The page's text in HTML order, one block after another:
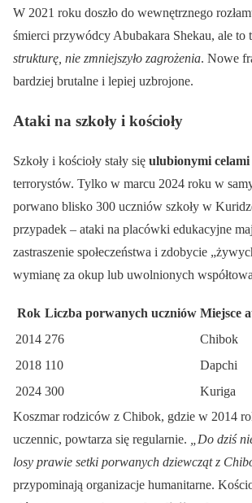
W 2021 roku doszło do wewnętrznego
śmierci przywódcy Abubakara Shekau, ale to
strukturę, nie zmniejszyło zagrożenia. Nowe
bardziej brutalne i lepiej uzbrojone.
Ataki na szkoły i kościoły
Szkoły i kościoły stały się ulubionymi
terrorystów. Tylko w marcu 2024 roku w
porwano blisko 300 uczniów szkoły w
przypadek – ataki na placówki edukacyjne
zastraszenie społeczeństwa i zdobycie
wymianę za okup lub uwolnionych
Rok Liczba porwanych uczniów Miejsce
2014 276
Chibok
2018 110
Dapchi
2024 300
Kuriga
Koszmar rodziców z Chibok, gdzie w 2014
uczennic, powtarza się regularnie.
„Do dziś
losy prawie setki porwanych dziewcząt z
przypominają organizacje humanitarne.